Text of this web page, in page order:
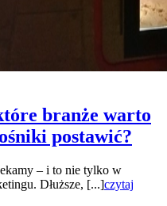
branże warto
postawić?
– i to nie tylko w
Dłuższe, [...]czytaj